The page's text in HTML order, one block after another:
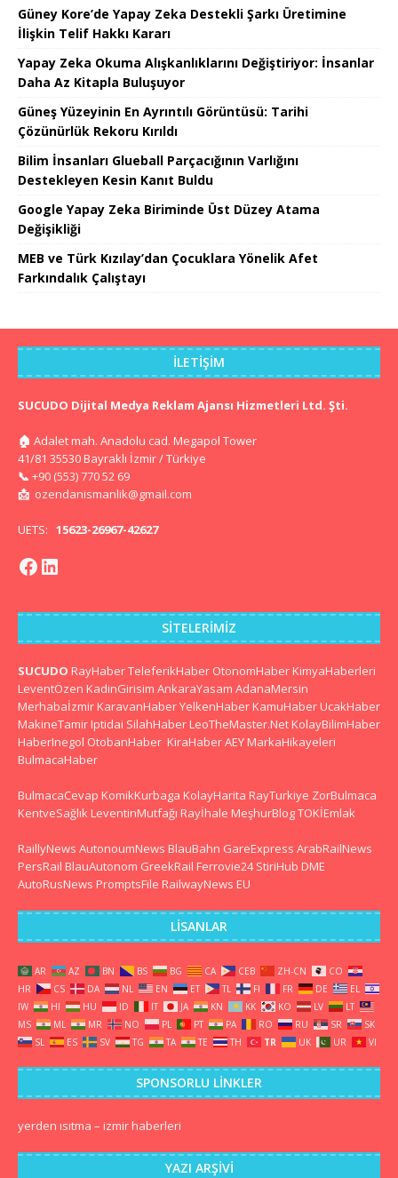
Güney Kore’de Yapay Zeka Destekli Şarkı Üretimine
İlişkin Telif Hakkı Kararı
Yapay Zeka Okuma Alışkanlıklarını Değiştiriyor: İnsanlar
Daha Az Kitapla Buluşuyor
Güneş Yüzeyinin En Ayrıntılı Görüntüsü: Tarihi
Çözünürlük Rekoru Kırıldı
Bilim İnsanları Glueball Parçacığının Varlığını
Destekleyen Kesin Kanıt Buldu
Google Yapay Zeka Biriminde Üst Düzey Atama
Değişikliği
MEB ve Türk Kızılay’dan Çocuklara Yönelik Afet
Farkındalık Çalıştayı
İLETIŞIM
SUCUDO Dijital Medya Reklam Ajansı Hizmetleri Ltd. Şti.
🏠 Adalet mah. Anadolu cad. Megapol Tower
41/81 35530 Bayraklı İzmir / Türkiye
📞 +90 (553) 770 52 69
📩 ozendanismanlik@gmail.com
UETS: 15623-26967-42627
SITELERIMIZ
SUCUDO RayHaberTeleferikHaber OtonomHaber KimyaHaberleri
LeventÖzen KadinGirisim AnkaraYasam AdanaMersin
Merhabaİzmir KaravanHaberYelkenHaber KamuHaber UcakHaber
MakineTamir Iptidai SilahHaber LeoTheMaster.Net KolayBilimHaber
HaberInegol OtobanHaber KiraHaberAEY MarkaHikayeleri
BulmacaHaber
BulmacaCevap KomikKurbaga KolayHarita RayTurkiye ZorBulmaca
KentveSağlık LeventinMutfağı Rayİhale MeşhurBlogTOKİEmlak
RaillyNews AutonoumNews BlauBahn GareExpress ArabRailNews
PersRail BlauAutonom GreekRail Ferrovie24 StiriHub DME
AutoRusNews PromptsFile RailwayNews EU
LISANLAR
AR AZ BN BS BG CA CEB ZH-CN
CO
HR
CS DA NL EN ET TL FI FR DE
EL
IW
HI HU ID IT JA KN KK KO LV
LT
MS
ML MR NO PL PT PA RO RU SR
SK
SL
ES SV TG TA TE TH TR UK UR VI
SPONSORLU LINKLER
yerden ısıtma – izmir haberleri
YAZI ARŞIVI